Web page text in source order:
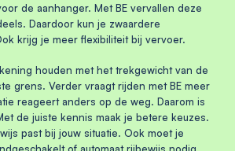
de aanhanger. Met BE vervallen deze
Daardoor kun je zwaardere
krijg je meer flexibiliteit bij vervoer.
houden met het trekgewicht van de
grens. Verder vraagt rijden met BE meer
reageert anders op de weg. Daarom is
de juiste kennis maak je betere keuzes.
past bij jouw situatie. Ook moet je